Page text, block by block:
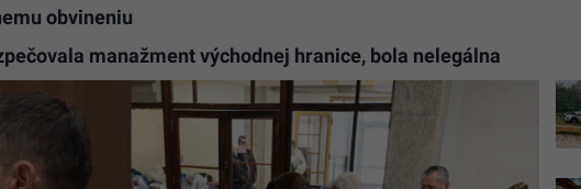
obvineniu
manažment východnej hranice, bola nelegálna